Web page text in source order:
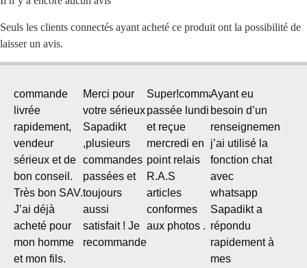
peuvent
choisies
la
page
produit
Seuls les clients connectés ayant acheté ce produit ont la possibilité de
laisser un avis.
commande
livrée
rapidement,
vendeur
sérieux et de
bon conseil.
Très bon SAV.
J’ai déjà
acheté pour
mon homme
et mon fils.
Merci pour
votre sérieux
Sapadikt
,plusieurs
commandes
passées et
toujours
aussi
satisfait ! Je
recommande!
Super!commande
passée lundi
et reçue
mercredi en
point relais
R.A.S
articles
conformes
aux photos .
Ayant eu
besoin d’un
renseignement,
j’ai utilisé la
fonction chat
avec
whatsapp
Sapadikt a
répondu
rapidement à
mes